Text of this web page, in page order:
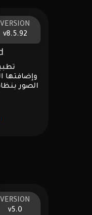
VERSION
v8.5.92
وإضافتها
الصور
VERSION
v5.0